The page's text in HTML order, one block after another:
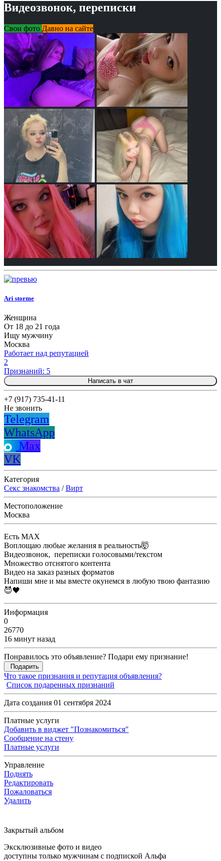
Видеозвонок, переписки
Свои фото Давно на сайте
Ari storme
Женщина
От 18 до 21 года
Ищу мужчину
Москва
Работает над репутацией
2
Признаний: 5
Написать в чат
+7 (917) 735-41-11
Не звонить
Telegram
WhatsApp
Max
VK
Категория
Секс знакомства /Вирт
Местоположение
Москва
Есть MAX
Воплощаю любые желания в реальность🤯
Видеозвонок, переписки голосовыми/текстом
Множество отснятого контента
Видео на заказ разных форматов
Напиши мне и мы вместе окунемся в любую твою фантазию
😈🖤
Информация
0
26770
16 минут назад
Понравилось это объявление? Подари ему признание!
Подарить
Что такое признания и репутация объявления?
Список подаренных признаний
Дата создания 01 сентября 2024
Платные услуги
Добавить в виджет "Познакомиться"
Сообщение на стену
Платные услуги
Управление
Поднять
Редактировать
Пожаловаться
Удалить
Закрытый альбом
Эксклюзивные фото и видео
доступны только мужчинам с подпиской Альфа